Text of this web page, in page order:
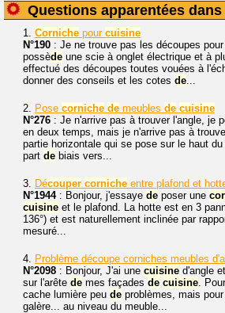
Questions apparentées
1. Corniche pour cuisine
N°190 : Je ne trouve pas les découpes
possède une scie à onglet électrique et à
effectué des découpes toutes vouées à
donner des conseils et les cotes de...
2. Pose corniche de meubles de cuisine
N°276 : Je n'arrive pas à trouver l'angle, je
en deux temps, mais je n'arrive pas à
partie horizontale qui se pose sur le haut
part de biais vers...
3. Découper corniche entre plafond et
N°1944: Bonjour, j'essaye de poser une
cuisine et le plafond. La hotte est en 3
136°) et est naturellement inclinée par
mesuré...
4. Problème découpe corniches meubles
N°2098 : Bonjour, J'ai une cuisine d'angle
sur l'arête de mes façades de cuisine.
cache lumière peu de problèmes, mais
galère... au niveau du meuble...